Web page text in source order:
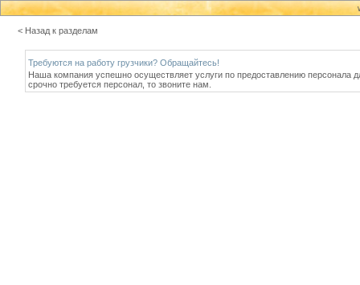
< Назад к разделам
Требуются на работу грузчики? Обращайтесь!
Наша компания успешно осуществляет услуги по предоставлению персонала
срочно требуется персонал, то звоните нам.